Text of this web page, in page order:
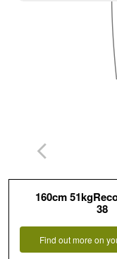
160cm
38
Find out more on